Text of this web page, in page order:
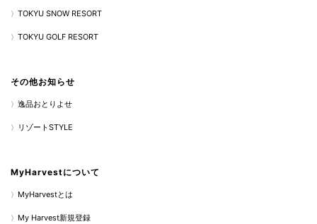
TOKYU SNOW RESORT
TOKYU GOLF RESORT
その他お知らせ
逸品おとりよせ
リゾートSTYLE
MyHarvestについて
MyHarvestとは
My Harvest新規登録